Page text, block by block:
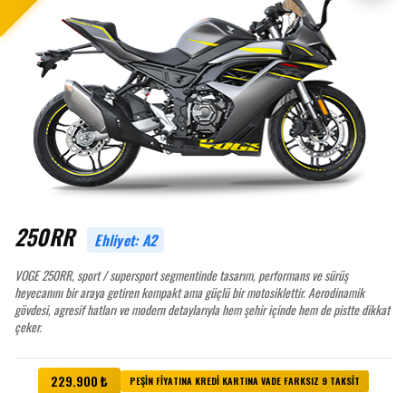
250RR Ehliyet: A2
VOGE 250RR, sport / supersport segmentinde tasarım, performans ve sürüş
heyecanını bir araya getiren kompakt ama güçlü bir motosiklettir. Aerodinamik
gövdesi, agresif hatları ve modern detaylarıyla hem şehir içinde hem de pistte dikkat
çeker.
229.900 ₺ PEŞİN FİYATINA KREDİ KARTINA VADE FARKSIZ 9 TAKSİT